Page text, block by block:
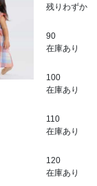
残りわずか
90
在庫あり
100
在庫あり
110
在庫あり
120
在庫あり